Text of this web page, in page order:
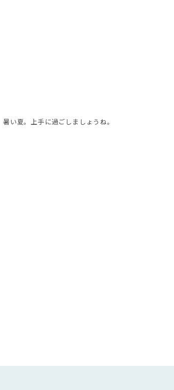
暑い夏。上手に過ごしましょうね。